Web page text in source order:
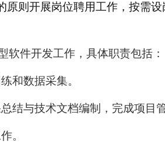
原则开展岗位聘用工作，按需
软件开发工作，具体职责包括：
和数据采集。
结与技术文档编制，完成项目
。